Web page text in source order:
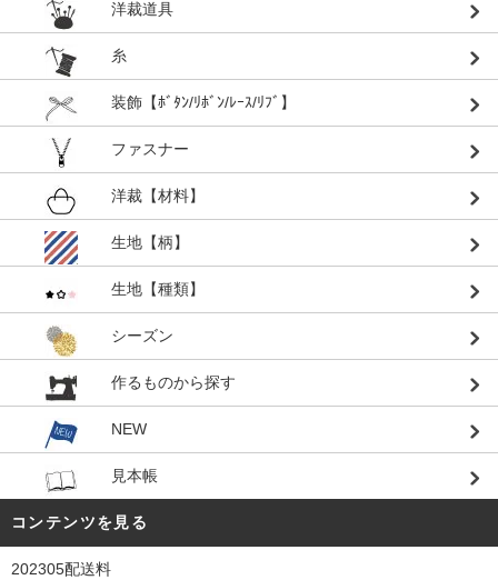
洋裁道具
糸
装飾【ﾎﾞﾀﾝ/ﾘﾎﾞﾝ/ﾚｰｽ/ﾘﾌﾞ】
ファスナー
洋裁【材料】
生地【柄】
生地【種類】
シーズン
作るものから探す
NEW
見本帳
コンテンツを見る
202305配送料